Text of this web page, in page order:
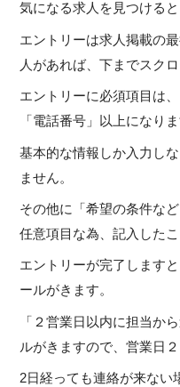
気になる求人を見つける
エントリーは求人掲載の
人があれば、下までスク
エントリーに必須項目は
「電話番号」以上になりま
基本的な情報しか入力し
ません。
その他に「希望の条件な
任意項目な為、記入した
エントリーが完了します
ールがきます。
「２営業日以内に担当か
ルがきますので、営業日
2日経っても連絡が来ない